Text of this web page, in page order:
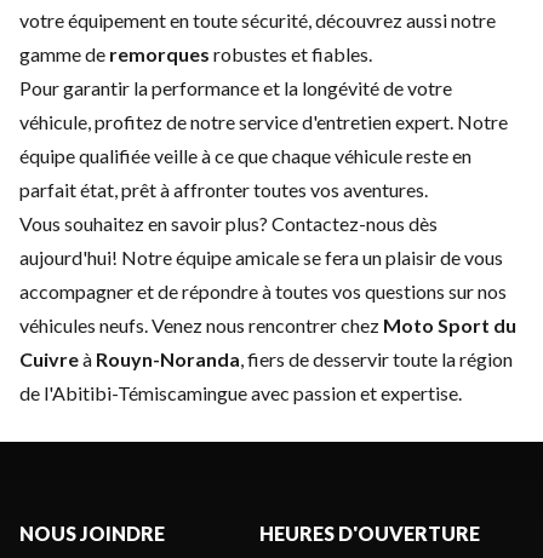
votre équipement en toute sécurité, découvrez aussi notre
gamme de remorques robustes et fiables.
Pour garantir la performance et la longévité de votre
véhicule, profitez de notreservice d'entretien expert. Notre
équipe qualifiée veille à ce que chaque véhicule reste en
parfait état, prêt à affronter toutes vos aventures.
Vous souhaitez en savoir plus? Contactez-nous dès
aujourd'hui! Notre équipe amicale se fera un plaisir de vous
accompagner et de répondre à toutes vos questions sur nos
véhicules neufs. Venez nous rencontrer chez Moto Sport du
Cuivreà Rouyn-Noranda, fiers de desservir toute la région
de l'Abitibi-Témiscamingue avec passion et expertise.
NOUS JOINDRE HEURES D'OUVERTURE